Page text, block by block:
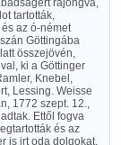
rajongva,
tartották,
az ó-német
Göttingába
összejövén,
ki a Göttinger
Knebel,
Lessing. Weisse
1772 szept. 12.,
Ettől fogva
és az
is irt oda dolgokat,